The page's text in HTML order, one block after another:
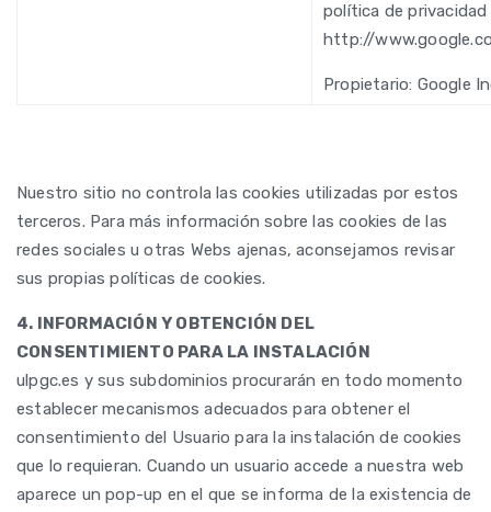
política de privacidad
http://
Propietario: Google
Nuestro sitio no controla las cookies utilizadas por estos
terceros. Para más información sobre las cookies de las
redes sociales u otras Webs ajenas, aconsejamos revisar
sus propias políticas de cookies.
4. INFORMACIÓN Y OBTENCIÓN DEL
CONSENTIMIENTO PARA LA INSTALACIÓN
ulpgc.es y sus subdominios procurarán en todo momento
establecer mecanismos adecuados para obtener el
consentimiento del Usuario para la instalación de cookies
que lo requieran. Cuando un usuario accede a nuestra web
aparece un pop-up en el que se informa de la existencia de